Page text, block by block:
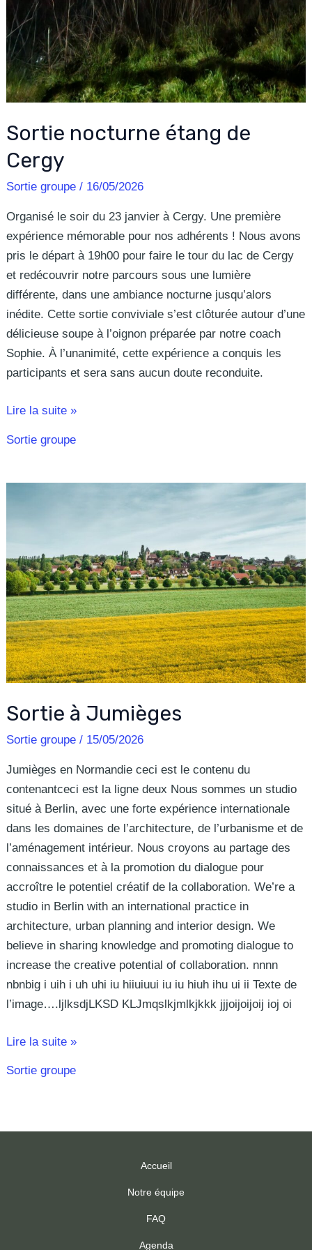
Sortie nocturne étang de
Cergy
Sortie groupe / 16/05/2026
Organisé le soir du 23 janvier à Cergy. Une première
expérience mémorable pour nos adhérents ! Nous avons
pris le départ à 19h00 pour faire le tour du lac de Cergy
et redécouvrir notre parcours sous une lumière
différente, dans une ambiance nocturne jusqu’alors
inédite. Cette sortie conviviale s’est clôturée autour d’une
délicieuse soupe à l’oignon préparée par notre coach
Sophie. À l’unanimité, cette expérience a conquis les
participants et sera sans aucun doute reconduite.
Lire la suite »
Sortie groupe
Sortie à Jumièges
Sortie groupe / 15/05/2026
Jumièges en Normandie ceci est le contenu du
contenantceci est la ligne deux Nous sommes un studio
situé à Berlin, avec une forte expérience internationale
dans les domaines de l’architecture, de l’urbanisme et de
l’aménagement intérieur. Nous croyons au partage des
connaissances et à la promotion du dialogue pour
accroître le potentiel créatif de la collaboration. We’re a
studio in Berlin with an international practice in
architecture, urban planning and interior design. We
believe in sharing knowledge and promoting dialogue to
increase the creative potential of collaboration. nnnn
nbnbig i uih i uh uhi iu hiiuiuui iu iu hiuh ihu ui ii Texte de
l’image….ljlksdjLKSD KLJmqslkjmlkjkkk jjjoijoijoij ioj oi
Lire la suite »
Sortie groupe
Accueil
Notre équipe
FAQ
Agenda